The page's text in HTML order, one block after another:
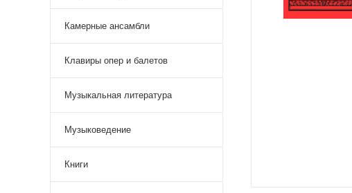
Камерные ансамбли
Клавиры опер и балетов
Музыкальная литература
Музыковедение
Книги